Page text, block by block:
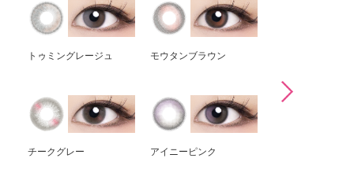
トゥミングレージュ モウタンブラウン
チークグレー アイニーピンク